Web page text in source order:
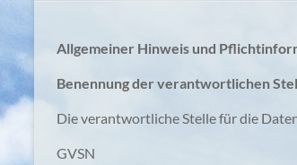
Allgemeiner Hinweis und
Benennung der verantwortlichen
Die verantwortliche Stelle für die
GVSN